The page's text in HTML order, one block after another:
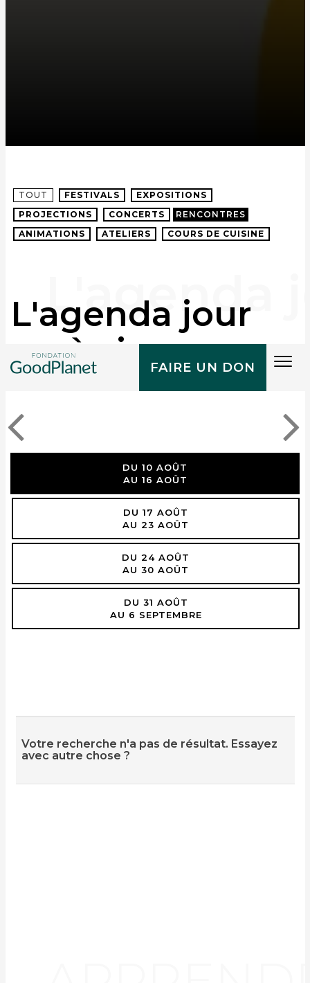
FAIRE UN DON
TOUT FESTIVALS
EXPOSITIONS
PROJECTIONS
CONCERTS
RENCONTRES
ANIMATIONS
ATELIERS COURS DE CUISINE
L'agenda jour
après jour
DU 10 AOÛT
AU 16 AOÛT
DU 17 AOÛT
AU 23 AOÛT
DU 24 AOÛT
AU 30 AOÛT
DU 31 AOÛT
AU 6 SEPTEMBRE
Votre recherche n'a pas de résultat. Essayez
avec autre chose ?